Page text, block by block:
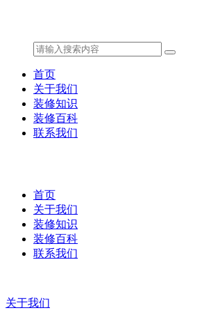
首页
关于我们
装修知识
装修百科
联系我们
首页
关于我们
装修知识
装修百科
联系我们
关于我们